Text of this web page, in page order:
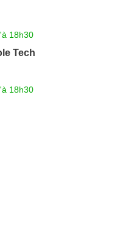
18h30
Tech
18h30